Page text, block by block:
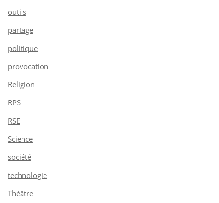
outils
partage
politique
provocation
Religion
RPS
RSE
Science
société
technologie
Théâtre